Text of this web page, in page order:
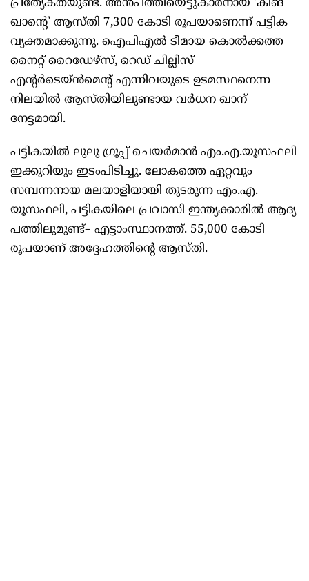
പ്രത്യേകതയുണ്ട്. അൻപത്തിയെട്ടുകാരനായ ‘കിങ്
ഖാന്റെ’ ആസ്തി 7,300 കോടി രൂപയാണെന്ന് പട്ടിക
വ്യക്തമാക്കുന്നു. ഐപിഎൽ ടീമായ കൊൽക്കത്ത
നൈറ്റ് റൈഡേഴ്സ്, റെഡ് ചില്ലീസ്
എന്റർടെയ്ൻമെന്റ് എന്നിവയുടെ ഉടമസ്ഥനെന്ന
നിലയിൽ ആസ്തിയിലുണ്ടായ വർധന ഖാന്
നേട്ടമായി.
പട്ടികയിൽ ലുലു ഗ്രൂപ്പ് ചെയർമാൻ എം.എ.യൂസഫലി
ഇക്കുറിയും ഇടംപിടിച്ചു. ലോകത്തെ ഏറ്റവും
സമ്പന്നനായ മലയാളിയായി തുടരുന്ന എം.എ.
യൂസഫലി, പട്ടികയിലെ പ്രവാസി ഇന്ത്യക്കാരിൽ ആദ്യ
പത്തിലുമുണ്ട്– എട്ടാംസ്ഥാനത്ത്. 55,000 കോടി
രൂപയാണ് അദ്ദേഹത്തിന്റെ ആസ്തി.